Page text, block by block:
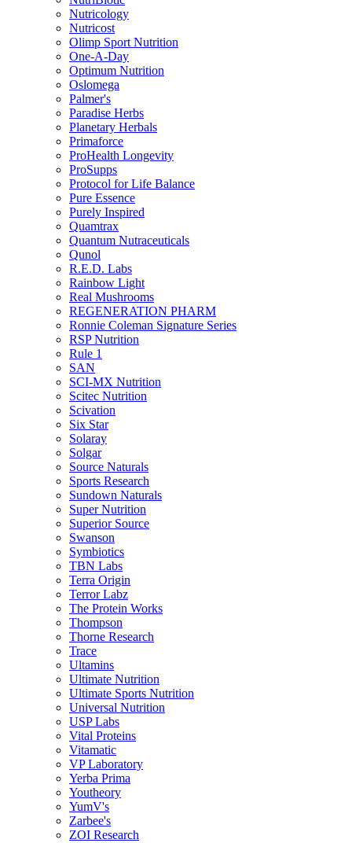
Nutricology
Nutricost
Olimp Sport Nutrition
One-A-Day
Optimum Nutrition
Oslomega
Palmer's
Paradise Herbs
Planetary Herbals
Primaforce
ProHealth Longevity
ProSupps
Protocol for Life Balance
Pure Essence
Purely Inspired
Quamtrax
Quantum Nutraceuticals
Qunol
R.E.D. Labs
Rainbow Light
Real Mushrooms
REGENERATION PHARM
Ronnie Coleman Signature Series
RSP Nutrition
Rule 1
SAN
SCI-MX Nutrition
Scitec Nutrition
Scivation
Six Star
Solaray
Solgar
Source Naturals
Sports Research
Sundown Naturals
Super Nutrition
Superior Source
Swanson
Symbiotics
TBN Labs
Terra Origin
Terror Labz
The Protein Works
Thompson
Thorne Research
Trace
Ultamins
Ultimate Nutrition
Ultimate Sports Nutrition
Universal Nutrition
USP Labs
Vital Proteins
Vitamatic
VP Laboratory
Yerba Prima
Youtheory
YumV's
Zarbee's
ZOI Research